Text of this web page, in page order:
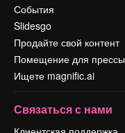
События
Slidesgo
Продайте свой контент
Помещение для прессы
Ищете magnific.ai
Связаться с нами